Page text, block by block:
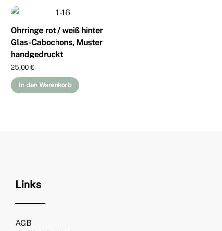
Ohrringe rot / weiß hinter
Glas-Cabochons, Muster
handgedruckt
25,00€
In den Warenkorb
Links
AGB